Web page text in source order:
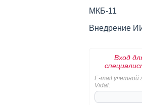
МКБ-11
Внедрение
Вход
E-mail учетной
Vidal: